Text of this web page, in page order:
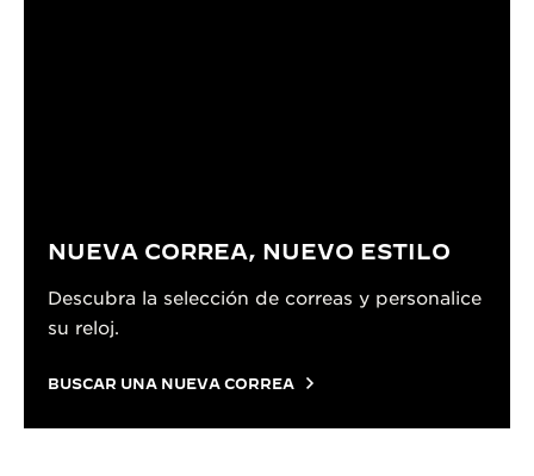
NUEVA CORREA, NUEVO ESTILO
Descubra la selección de correas y personalice
su reloj.
BUSCAR UNA NUEVA CORREA